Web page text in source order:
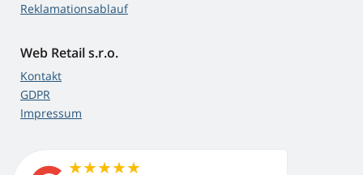
Reklamationsablauf
Web Retail s.r.o.
Kontakt
GDPR
Impressum